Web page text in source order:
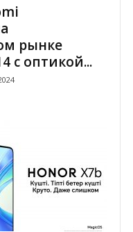
рынке
с оптикой...